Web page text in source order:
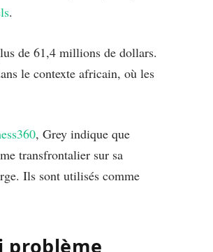
.
de 61,4 millions de dollars.
le contexte africain, où les
, Grey indique que
transfrontalier sur sa
Ils sont utilisés comme
problème